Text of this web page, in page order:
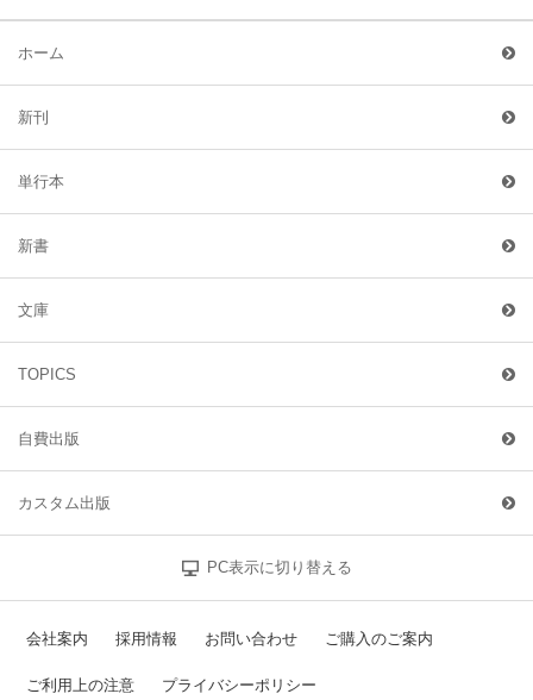
ホーム
新刊
単行本
新書
文庫
TOPICS
自費出版
カスタム出版
PC表示に切り替える
会社案内 採用情報 お問い合わせ ご購入のご案内
ご利用上の注意 プライバシーポリシー